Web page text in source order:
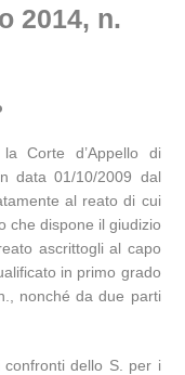
2014, n.
Corte d’Appello di
data 01/10/2009 dal
al reato di cui
che dispone il giudizio
ascrittogli al capo
in primo grado
nonché da due parti
dello S. per i